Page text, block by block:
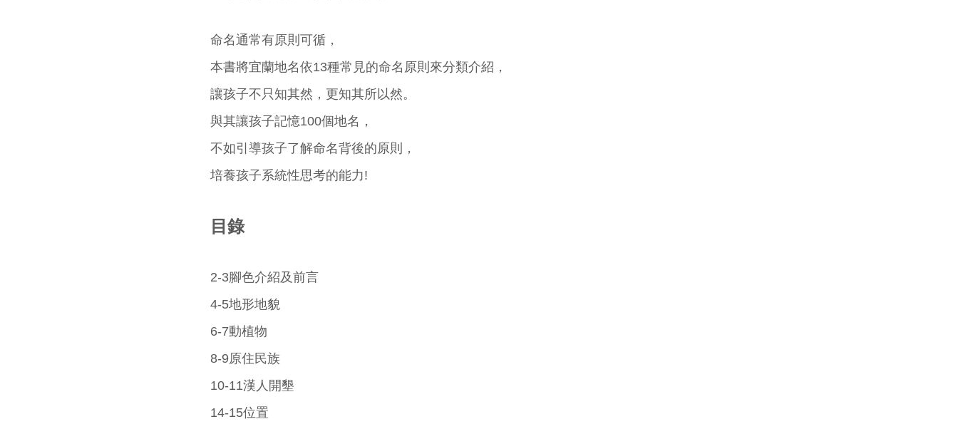
命名通常有原則可循，
本書將宜蘭地名依13種常見的命名原則來分類介紹，
讓孩子不只知其然，更知其所以然。
與其讓孩子記憶100個地名，
不如引導孩子了解命名背後的原則，
培養孩子系統性思考的能力!
目錄
2-3腳色介紹及前言
4-5地形地貌
6-7動植物
8-9原住民族
10-11漢人開墾
14-15位置